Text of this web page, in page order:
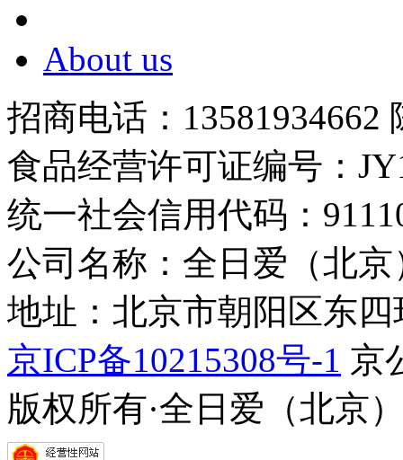
About us
招商电话：13581934662
食品经营许可证编号：
统一社会信用代码：
公司名称：全日爱（北
地址：北京市朝阳区东
京ICP备10215308号-1 京
版权所有·全日爱（北京